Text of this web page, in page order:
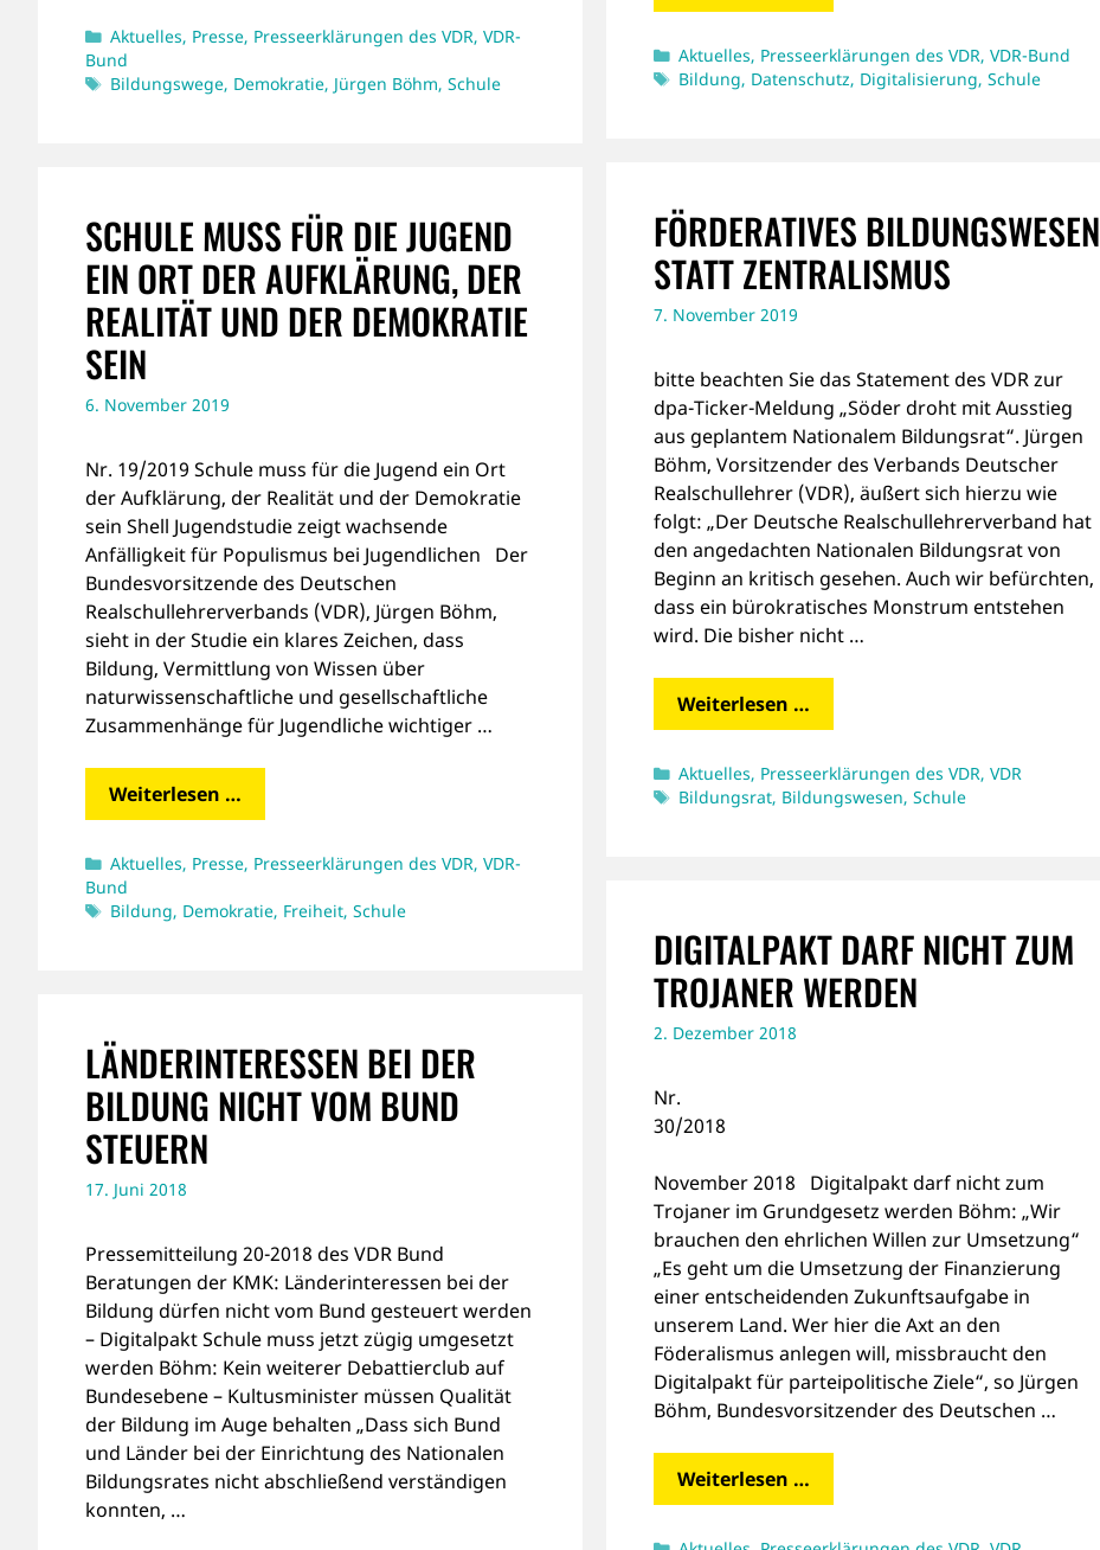
Kategorien
Aktuelles, Presseerklärungen des VDR,VDR-Bund
Schlagwörter
Bildung, Datenschutz, Digitalisierung,Schule
Kategorien
Aktuelles, Presse, Presseerklärungen des VDR,VDR-
Bund
Schlagwörter
Bildungswege, Demokratie, Jürgen Böhm,Schule
FÖRDERATIVES BILDUNGSWESEN
STATT ZENTRALISMUS
7. November 2019
bitte beachten Sie das Statement des VDR zur
dpa-Ticker-Meldung „Söder droht mit Ausstieg
aus geplantem Nationalem Bildungsrat“. Jürgen
Böhm, Vorsitzender des Verbands Deutscher
Realschullehrer (VDR), äußert sich hierzu wie
folgt: „Der Deutsche Realschullehrerverband hat
den angedachten Nationalen Bildungsrat von
Beginn an kritisch gesehen. Auch wir befürchten,
dass ein bürokratisches Monstrum entstehen
wird. Die bisher nicht …
Weiterlesen …
Kategorien
Aktuelles, Presseerklärungen des VDR,VDR
Schlagwörter
Bildungsrat, Bildungswesen,Schule
SCHULE MUSS FÜR DIE JUGEND
EIN ORT DER AUFKLÄRUNG, DER
REALITÄT UND DER DEMOKRATIE
SEIN
6. November 2019
Nr. 19/2019 Schule muss für die Jugend ein Ort
der Aufklärung, der Realität und der Demokratie
sein Shell Jugendstudie zeigt wachsende
Anfälligkeit für Populismus bei Jugendlichen Der
Bundesvorsitzende des Deutschen
Realschullehrerverbands (VDR), Jürgen Böhm,
sieht in der Studie ein klares Zeichen, dass
Bildung, Vermittlung von Wissen über
naturwissenschaftliche und gesellschaftliche
Zusammenhänge für Jugendliche wichtiger …
Weiterlesen …
Kategorien
Aktuelles, Presse, Presseerklärungen des VDR,VDR-
Bund
Schlagwörter
Bildung, Demokratie, Freiheit,Schule
DIGITALPAKT DARF NICHT ZUM
TROJANER WERDEN
2. Dezember 2018
Nr.
30/2018
November 2018 Digitalpakt darf nicht zum
Trojaner im Grundgesetz werden Böhm: „Wir
brauchen den ehrlichen Willen zur Umsetzung“
„Es geht um die Umsetzung der Finanzierung
einer entscheidenden Zukunftsaufgabe in
unserem Land. Wer hier die Axt an den
Föderalismus anlegen will, missbraucht den
Digitalpakt für parteipolitische Ziele“, so Jürgen
Böhm, Bundesvorsitzender des Deutschen …
Weiterlesen …
LÄNDERINTERESSEN BEI DER
BILDUNG NICHT VOM BUND
STEUERN
17. Juni 2018
Pressemitteilung 20-2018 des VDR Bund
Beratungen der KMK: Länderinteressen bei der
Bildung dürfen nicht vom Bund gesteuert werden
– Digitalpakt Schule muss jetzt zügig umgesetzt
werden Böhm: Kein weiterer Debattierclub auf
Bundesebene – Kultusminister müssen Qualität
der Bildung im Auge behalten „Dass sich Bund
und Länder bei der Einrichtung des Nationalen
Bildungsrates nicht abschließend verständigen
konnten, …